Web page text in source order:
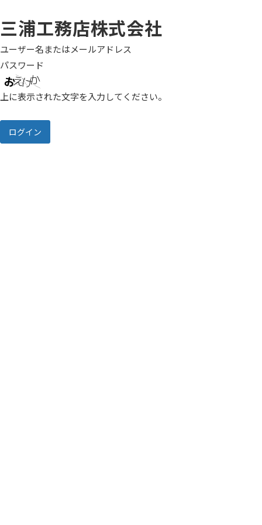
三浦工務店株式会社
ユーザー名またはメールアドレス
パスワード
上に表示された文字を入力してください。